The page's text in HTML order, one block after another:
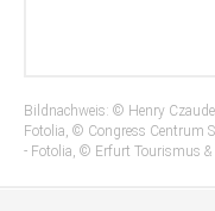
Bildnachweis: © Henry
Fotolia, © Congress Centrum
- Fotolia, © Erfurt Tourismus